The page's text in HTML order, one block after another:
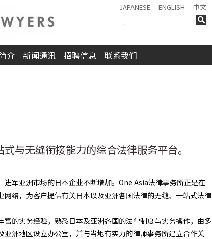
JAPANESE ENGLISH 中文
介 新闻通讯 招聘信息 联系我们
与无缝衔接能力的综合法律服务平台。
军亚洲市场的日本企业不断增加。One Asia法律事务所正是在
网络，为客户提供有关日本以及亚洲各国法律的无缝、一站式法律
的实务经验，熟悉日本及亚洲各国的法律制度与实务操作，由多
洲地区设立办公室，并与当地有实力的律师事务所建立合作关